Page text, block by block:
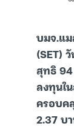
บมจ.แ
(SET)
สุทธิ
ลงทุนใ
ครอบค
2.37 บ